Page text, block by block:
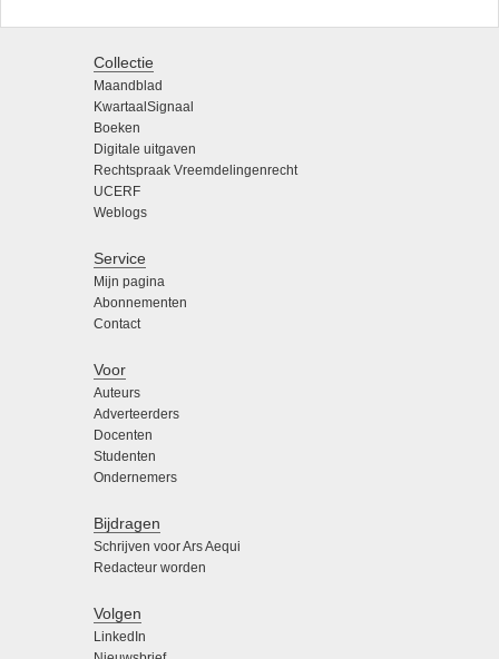
Collectie
Maandblad
KwartaalSignaal
Boeken
Digitale uitgaven
Rechtspraak Vreemdelingenrecht
UCERF
Weblogs
Service
Mijn pagina
Abonnementen
Contact
Voor
Auteurs
Adverteerders
Docenten
Studenten
Ondernemers
Bijdragen
Schrijven voor Ars Aequi
Redacteur worden
Volgen
LinkedIn